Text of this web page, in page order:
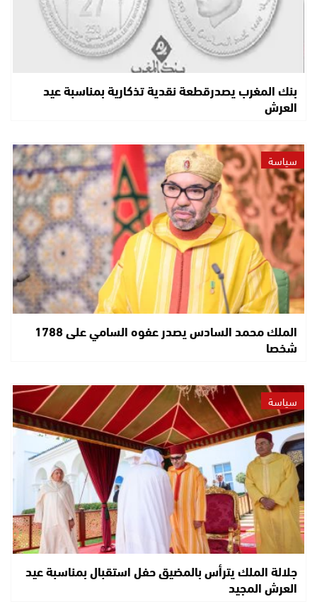
بنك المغرب يصدرقطعة نقدية تذكارية بمناسبة عيد
العرش
سياسة
الملك محمد السادس يصدر عفوه السامي على 1788
شخصا
سياسة
جلالة الملك يترأس بالمضيق حفل استقبال بمناسبة عيد
العرش المجيد